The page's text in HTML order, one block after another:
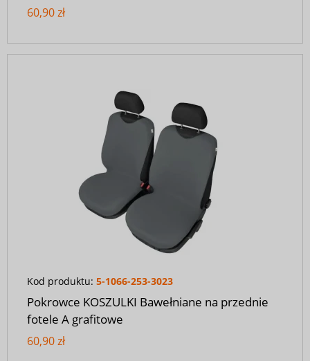
60,90 zł
Kod produktu: 5-1066-253-3023
Pokrowce KOSZULKI Bawełniane na przednie
fotele A grafitowe
60,90 zł